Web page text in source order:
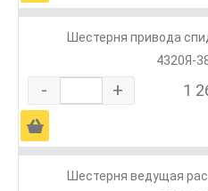
Шестерня привода
4320Я-
- + 1
Ä
Шестерня ведущая